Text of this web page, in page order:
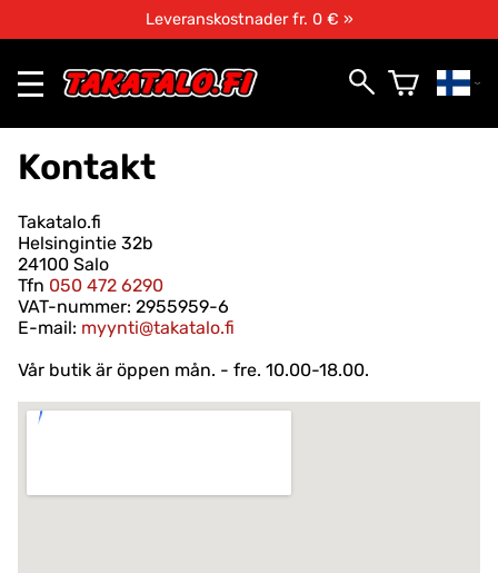
Leveranskostnader fr. 0 € »
Kontakt
Takatalo.fi
Helsingintie 32b
24100 Salo
Tfn 050 472 6290
VAT-nummer: 2955959-6
E-mail: myynti@takatalo.fi
Vår butik är öppen mån. - fre. 10.00-18.00.